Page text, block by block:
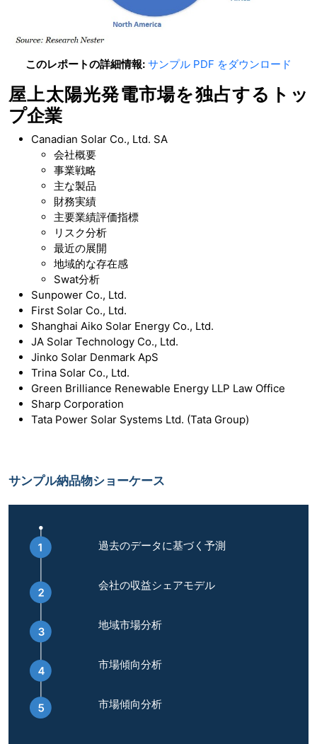
このレポートの詳細情報: サンプル PDF をダウンロード
屋上太陽光発電市場を独占するトッ
プ企業
Canadian Solar Co., Ltd. SA
会社概要
事業戦略
主な製品
財務実績
主要業績評価指標
リスク分析
最近の展開
地域的な存在感
Swat分析
Sunpower Co., Ltd.
First Solar Co., Ltd.
Shanghai Aiko Solar Energy Co., Ltd.
JA Solar Technology Co., Ltd.
Jinko Solar Denmark ApS
Trina Solar Co., Ltd.
Green Brilliance Renewable Energy LLP Law Office
Sharp Corporation
Tata Power Solar Systems Ltd. (Tata Group)
サンプル納品物ショーケース
過去のデータに基づく予測
会社の収益シェアモデル
地域市場分析
市場傾向分析
市場傾向分析